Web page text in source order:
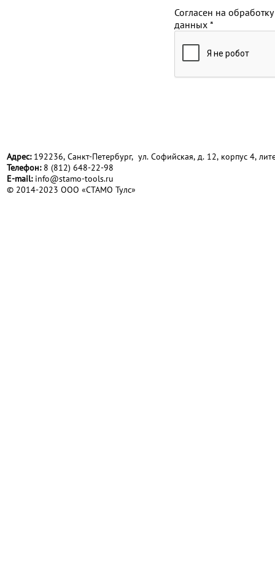
Согласен на обработку
данных *
Адрес:192236, Санкт-Петербург, ул. Софийская, д. 12, корпус 4,
Телефон:8 (812) 648-22-98
Е-mail: info@stamo-tools.ru
© 2014-2023 ООО «СТАМО Тулс»